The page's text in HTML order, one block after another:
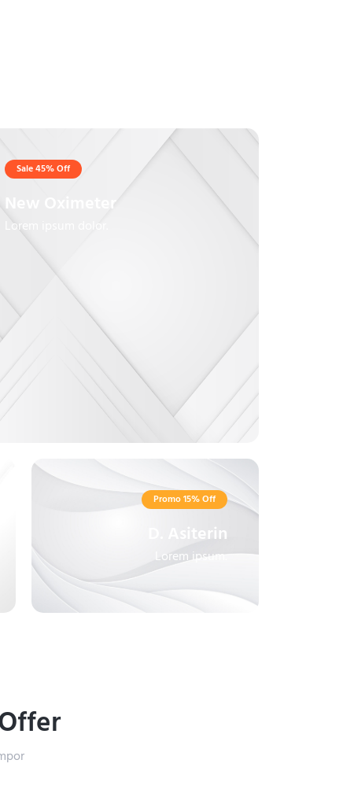
Sale 45% Off
New Oximeter
Lorem ipsum dolor.
Promo 15% Off
D. Asiterin
Lorem ipsum.